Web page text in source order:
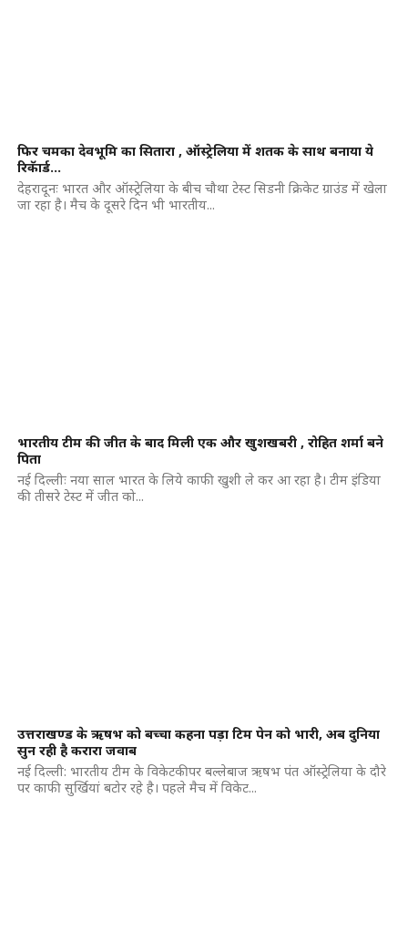
फिर चमका देवभूमि का सितारा , ऑस्ट्रेलिया में शतक के साथ बनाया ये
रिकॅार्ड…
देहरादूनः भारत और ऑस्ट्रेलिया के बीच चौथा टेस्ट सिडनी क्रिकेट ग्राउंड में खेला
जा रहा है। मैच के दूसरे दिन भी भारतीय...
भारतीय टीम की जीत के बाद मिली एक और खुशखबरी , रोहित शर्मा बने
पिता
नई दिल्लीः नया साल भारत के लिये काफी खुशी ले कर आ रहा है। टीम इंडिया
की तीसरे टेस्ट में जीत को...
उत्तराखण्ड के ऋषभ को बच्चा कहना पड़ा टिम पेन को भारी, अब दुनिया
सुन रही है करारा जवाब
नई दिल्ली: भारतीय टीम के विकेटकीपर बल्लेबाज ऋषभ पंत ऑस्ट्रेलिया के दौरे
पर काफी सुर्खियां बटोर रहे है। पहले मैच में विकेट...